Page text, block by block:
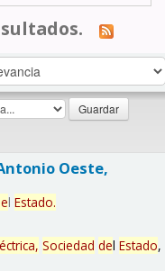
Oeste,
l Estado.
Sociedad del Estado,